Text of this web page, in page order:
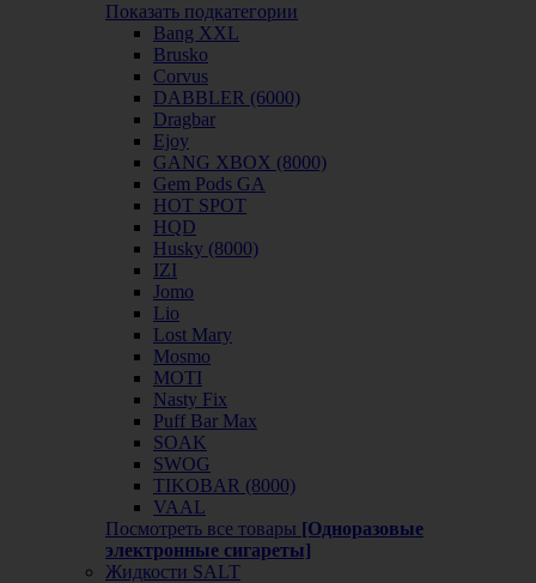
Показать подкатегории
Bang XXL
Brusko
Corvus
DABBLER (6000)
Dragbar
Ejoy
GANG XBOX (8000)
Gem Pods GA
HOT SPOT
HQD
Husky (8000)
IZI
Jomo
Lio
Lost Mary
Mosmo
MOTI
Nasty Fix
Puff Bar Max
SOAK
SWOG
TIKOBAR (8000)
VAAL
Посмотреть все товары [Одноразовые
электронные сигареты]
Жидкости SALT